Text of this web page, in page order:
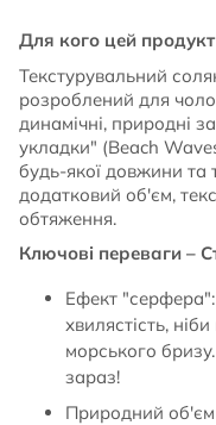
Для кого цей продукт
Текстурувальний
розроблений для
динамічні, природні
укладки" (Beach
будь-якої довжини та
додатковий об'єм,
обтяження.
Ключові переваги –
Ефект
хвилястість,
морського
зараз!
Природний об'єм